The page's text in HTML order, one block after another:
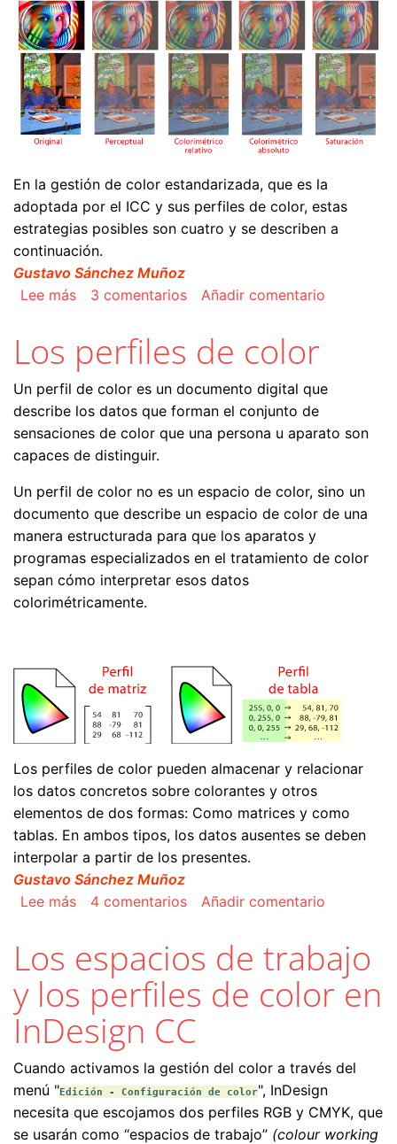
En la gestión de color estandarizada, que es la
adoptada por el ICC y sus perfiles de color, estas
estrategias posibles son cuatro y se describen a
continuación.
Gustavo Sánchez Muñoz
Lee mássobre Los propósitos de interpretación o
3 comentarios Añadir comentario
Los perfiles de color
Un perfil de color es un documento digital que
describe los datos que forman el conjunto de
sensaciones de color que una persona u aparato son
capaces de distinguir.
Un perfil de color no es un espacio de color, sino un
documento que describe un espacio de color de una
manera estructurada para que los aparatos y
programas especializados en el tratamiento de color
sepan cómo interpretar esos datos
colorimétricamente.
Los perfiles de color pueden almacenar y relacionar
los datos concretos sobre colorantes y otros
elementos de dos formas: Como matrices y como
tablas. En ambos tipos, los datos ausentes se deben
interpolar a partir de los presentes.
Gustavo Sánchez Muñoz
Lee mássobre Los perfiles de color
4 comentarios Añadir comentario
Los espacios de trabajo
y los perfiles de color en
InDesign CC
Cuando activamos la gestión del color a través del
menú "Edición - Configuración de color", InDesign
necesita que escojamos dos perfiles RGB y CMYK, que
se usarán como “espacios de trabajo” (colour working